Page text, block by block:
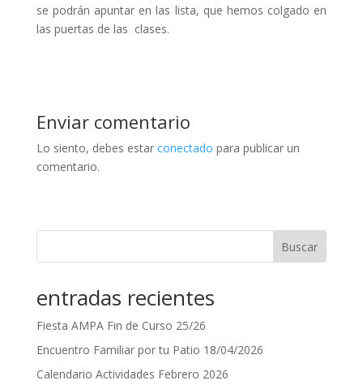
se podrán apuntar en las lista, que hemos colgado en
las puertas de las clases.
Enviar comentario
Lo siento, debes estar conectado para publicar un
comentario.
Buscar
entradas recientes
Fiesta AMPA Fin de Curso 25/26
Encuentro Familiar por tu Patio 18/04/2026
Calendario Actividades Febrero 2026